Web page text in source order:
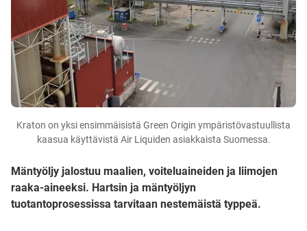
Kraton on yksi ensimmäisistä Green Origin ympäristövastuullista
kaasua käyttävistä Air Liquiden asiakkaista Suomessa.
Mäntyöljy jalostuu maalien, voiteluaineiden ja liimojen
raaka-aineeksi. Hartsin ja mäntyöljyn
tuotantoprosessissa tarvitaan nestemäistä typpeä.